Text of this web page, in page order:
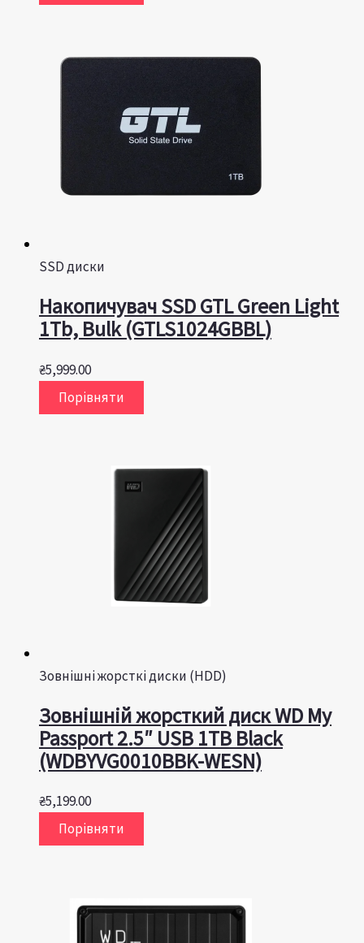
SSD диски
Накопичувач SSD GTL Green Light
1Tb, Bulk (GTLS1024GBBL)
₴5,999.00
Порівняти
Зовнішні жорсткі диски (HDD)
Зовнішній жорсткий диск WD My
Passport 2.5″ USB 1TB Black
(WDBYVG0010BBK-WESN)
₴5,199.00
Порівняти